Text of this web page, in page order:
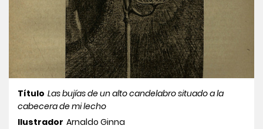
Título Las bujías de un alto candelabro situado a la
cabecera de mi lecho
Ilustrador Arnaldo Ginna